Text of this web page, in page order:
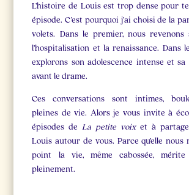
L’histoire de Louis est trop dense pour
épisode. C’est pourquoi j’ai choisi de la
volets. Dans le premier, nous revenons
l’hospitalisation et la renaissance. Dans
explorons son adolescence intense et sa
avant le drame.
Ces conversations sont intimes,
pleines de vie. Alors je vous invite à
épisodes de La petite voixet à
Louis autour de vous. Parce qu’elle nous
point la vie, même cabossée, mérite
pleinement.